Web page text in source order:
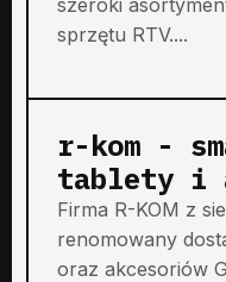
sprzętu RTV....
r-kom -
tablety i
Firma R-KOM z
renomowany
oraz akcesoriów